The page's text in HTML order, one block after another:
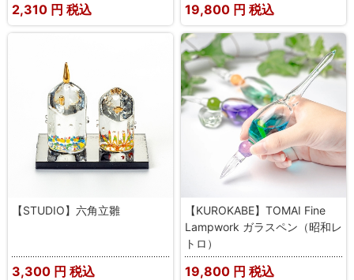
2,310 円 税込 19,800 円 税込
【STUDIO】六角立雛
3,300 円 税込
【KUROKABE】TOMAI Fine
Lampwork ガラスペン（昭和レ
トロ）
19,800 円 税込